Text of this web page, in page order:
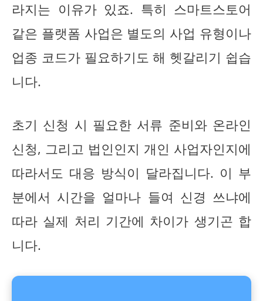
라지는 이유가 있죠. 특히 스마트스토어
같은 플랫폼 사업은 별도의 사업 유형이나
업종 코드가 필요하기도 해 헷갈리기 쉽습
니다.
초기 신청 시 필요한 서류 준비와 온라인
신청, 그리고 법인인지 개인 사업자인지에
따라서도 대응 방식이 달라집니다. 이 부
분에서 시간을 얼마나 들여 신경 쓰냐에
따라 실제 처리 기간에 차이가 생기곤 합
니다.